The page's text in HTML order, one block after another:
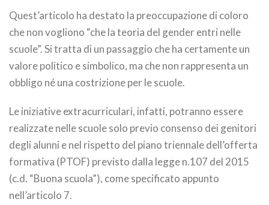
Quest’articolo ha destato la preoccupazione di coloro
che non vogliono “che la teoria del gender entri nelle
scuole”. Si tratta di un passaggio che ha certamente un
valore politico e simbolico, ma che non rappresenta un
obbligo né una costrizione per le scuole.
Le iniziative extracurriculari, infatti, potranno essere
realizzate nelle scuole solo previo consenso dei genitori
degli alunni e nel rispetto del piano triennale dell’offerta
formativa (PTOF) previsto dalla legge n.107 del 2015
(c.d. “Buona scuola”), come specificato appunto
nell’articolo 7.